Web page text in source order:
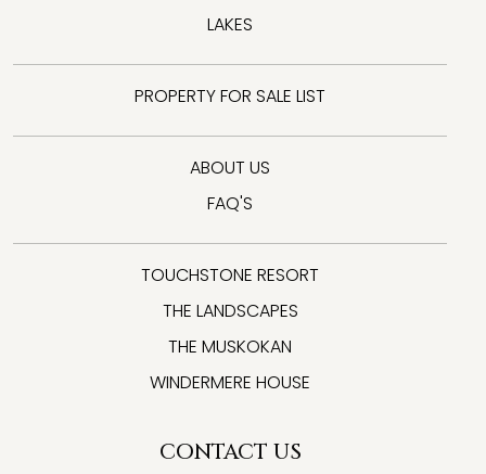
LAKES
PROPERTY FOR SALE LIST
ABOUT US
FAQ'S
TOUCHSTONE RESORT
THE LANDSCAPES
THE MUSKOKAN
WINDERMERE HOUSE
CONTACT US